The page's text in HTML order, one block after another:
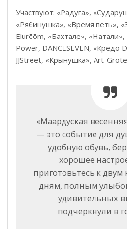
Участвуют: «Радуга»,
«Рябинушка», «Время петь»,
Elurõõm, «Бахтале»,
Power, DANCESEVEN, «Кредо
JJStreet, «Крынушка», Art-
«Маардуская
— это событие для
удобную обувь,
хорошее
приготовьтесь к
дням, полным
удивительных
подчеркнули в